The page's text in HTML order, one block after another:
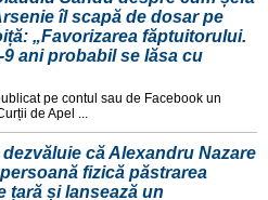
îl scapă de dosar pe
„Favorizarea făptuitorului.
9 ani probabil se lăsa cu
pe contul sau de Facebook un
de Apel ...
că Alexandru Nazare
fizică păstrarea
țară și lansează un